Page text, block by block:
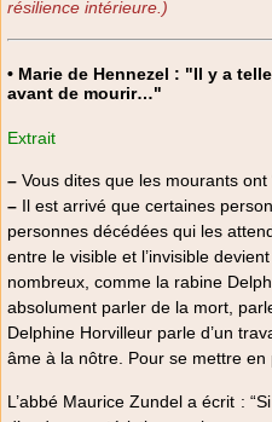
résilience intérieure.)
• Marie de Hennezel : "Il y a
avant de mourir…"
Extrait
– Vous dites que les mourants ont
– Il est arrivé que certaines
personnes décédées qui les
entre le visible et l’invisible
nombreux, comme la rabine
absolument parler de la mort,
Delphine Horvilleur parle d’un
âme à la nôtre. Pour se mettre
L’abbé Maurice Zundel a écrit :